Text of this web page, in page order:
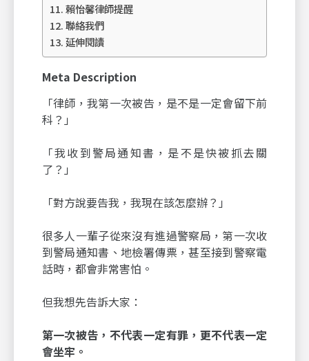
賴怡馨律師提醒
聯絡我們
延伸閱讀
Meta Description
「律師，我第一次被告，是不是一定會留下前
科？」
「我收到警局通知書，是不是快被抓去關
了？」
「對方說要告我，我現在該怎麼辦？」
很多人一輩子從來沒有進過警察局，第一次收
到警局通知書、地檢署傳票，甚至接到警察電
話時，都會非常害怕。
但我想先告訴大家：
第一次被告，不代表一定有罪，更不代表一定
會坐牢。